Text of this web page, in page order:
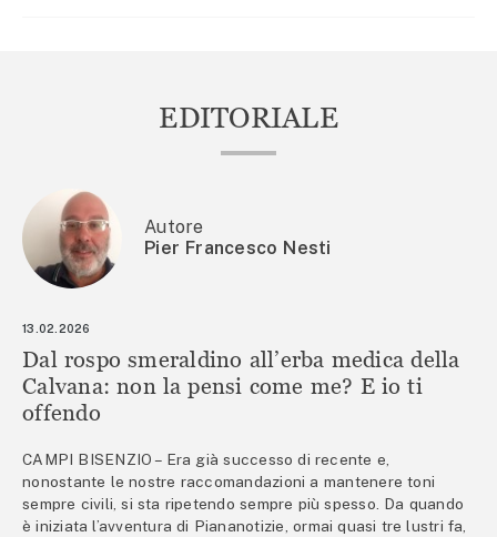
EDITORIALE
Autore
Pier Francesco Nesti
13.02.2026
Dal rospo smeraldino all’erba medica della
Calvana: non la pensi come me? E io ti
offendo
CAMPI BISENZIO – Era già successo di recente e,
nonostante le nostre raccomandazioni a mantenere toni
sempre civili, si sta ripetendo sempre più spesso. Da quando
è iniziata l’avventura di Piananotizie, ormai quasi tre lustri fa,